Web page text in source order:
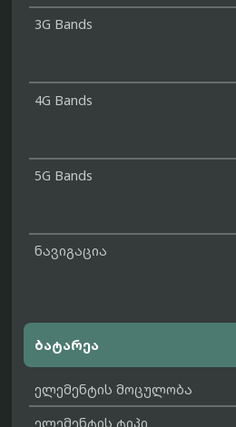
3G Bands
4G Bands
5G Bands
ნავიგაცია
ბატარეა
ელემენტის მოცულობა
ელემენტის ტიპი